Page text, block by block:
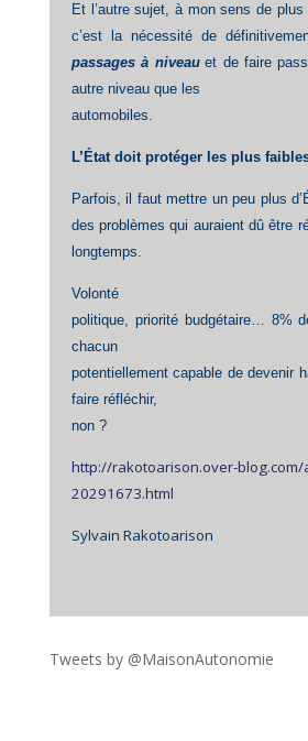
Et l’autre sujet, à mon sens de
c’est la nécessité de
passages à niveau et de faire
autre niveau que les
automobiles.
L’État doit protéger les plus
Parfois, il faut mettre un peu plus
des problèmes qui auraient dû être
longtemps.
Volonté
politique, priorité budgétaire… 8%
chacun
potentiellement capable de devenir
faire réfléchir,
non ?
http://rakotoarison.over-blog.com/
20291673.html
Sylvain Rakotoarison
Tweets by @MaisonAutonomie